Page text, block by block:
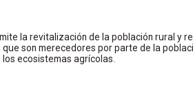
la revitalización de la población rural y
son merecedores por parte de la
ecosistemas agrícolas.